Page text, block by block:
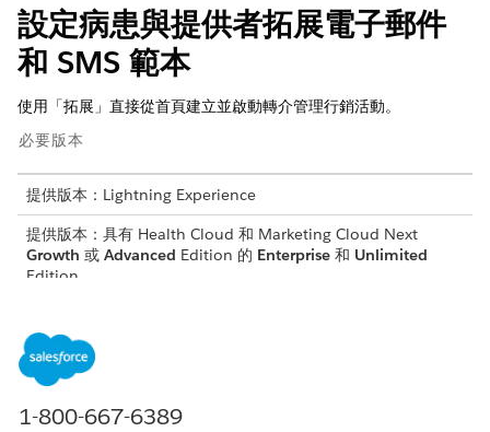
設定病患與提供者拓展電子郵件
和 SMS 範本
使用「拓展」直接從首頁建立並啟動轉介管理行銷活動。
必要版本
提供版本：Lightning Experience
提供版本：具有 Health Cloud 和 Marketing Cloud Next
Growth 或 Advanced Edition 的 Enterprise 和 Unlimited
Edition
所需的使用者權限
若要建立與管理行銷活動:
1-800-667-6389